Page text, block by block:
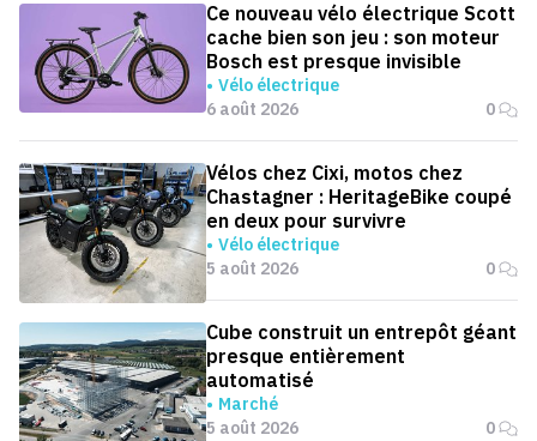
Ce nouveau vélo électrique Scott
cache bien son jeu : son moteur
Bosch est presque invisible
Vélo électrique
6 août 2026
0
Vélos chez Cixi, motos chez
Chastagner : HeritageBike coupé
en deux pour survivre
Vélo électrique
5 août 2026
0
Cube construit un entrepôt géant
presque entièrement
automatisé
Marché
5 août 2026
0